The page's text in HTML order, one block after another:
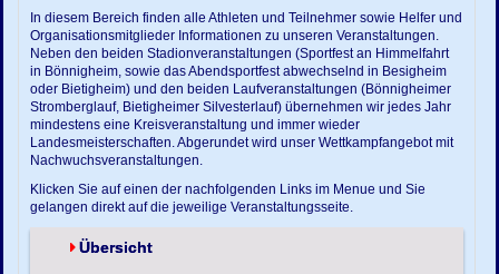
In diesem Bereich finden alle Athleten und Teilnehmer sowie Helfer und
Organisationsmitglieder Informationen zu unseren Veranstaltungen.
Neben den beiden Stadionveranstaltungen (Sportfest an Himmelfahrt
in Bönnigheim, sowie das Abendsportfest abwechselnd in Besigheim
oder Bietigheim) und den beiden Laufveranstaltungen (Bönnigheimer
Stromberglauf, Bietigheimer Silvesterlauf) übernehmen wir jedes Jahr
mindestens eine Kreisveranstaltung und immer wieder
Landesmeisterschaften. Abgerundet wird unser Wettkampfangebot mit
Nachwuchsveranstaltungen.
Klicken Sie auf einen der nachfolgenden Links im Menue und Sie
gelangen direkt auf die jeweilige Veranstaltungsseite.
Übersicht